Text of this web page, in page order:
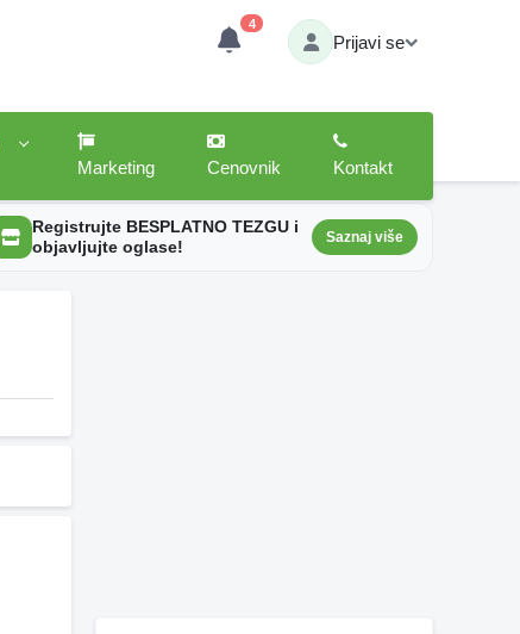
4
Prijavi se
Marketing
Cenovnik Kontakt
Registrujte BESPLATNO TEZGU i
objavljujte oglase!
Saznaj više